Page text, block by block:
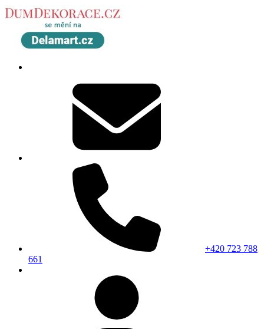
+420 723 788
661